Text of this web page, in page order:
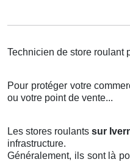
Technicien de store roulant
Pour protéger votre
ou votre point de vente...
Les stores roulants sur
infrastructure.
Généralement, ils sont là